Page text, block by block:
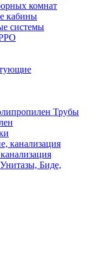
комнат
кабины
системы
Трубы
Унитазы, Биде,